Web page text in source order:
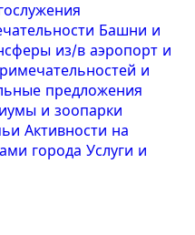
Башни и
из/в аэропорт и
и
предложения
и зоопарки
Активности на
города Услуги и